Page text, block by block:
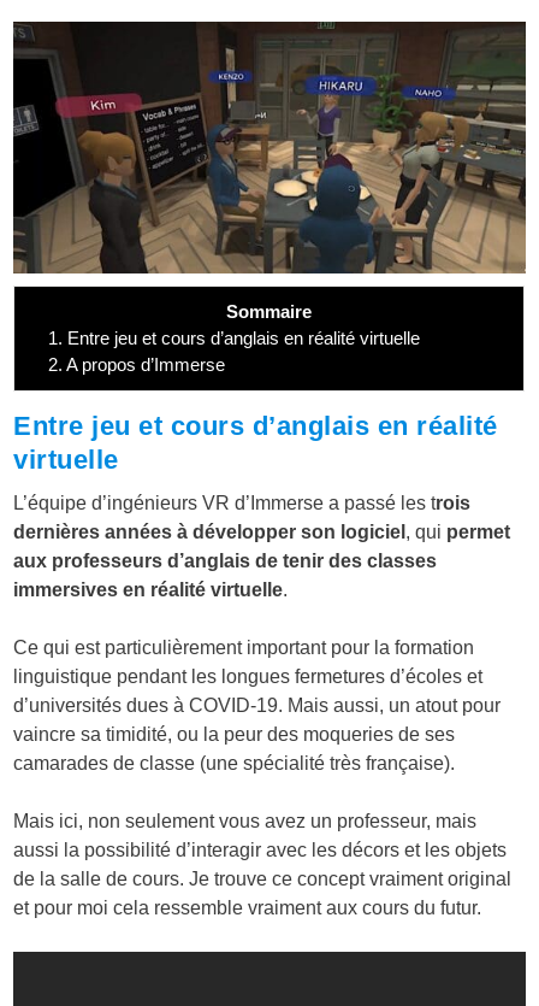
Sommaire
1. Entre jeu et cours d’anglais en réalité virtuelle
2. A propos d’Immerse
Entre jeu et cours d’anglais en réalité
virtuelle
L’équipe d’ingénieurs VR d’Immerse a passé les trois
dernières années à développer son logiciel , qui permet
aux professeurs d’anglais de tenir des classes
immersives en réalité virtuelle.
Ce qui est particulièrement important pour la formation
linguistique pendant les longues fermetures d’écoles et
d’universités dues à COVID-19. Mais aussi, un atout pour
vaincre sa timidité, ou la peur des moqueries de ses
camarades de classe (une spécialité très française).
Mais ici, non seulement vous avez un professeur, mais
aussi la possibilité d’interagir avec les décors et les objets
de la salle de cours. Je trouve ce concept vraiment original
et pour moi cela ressemble vraiment aux cours du futur.